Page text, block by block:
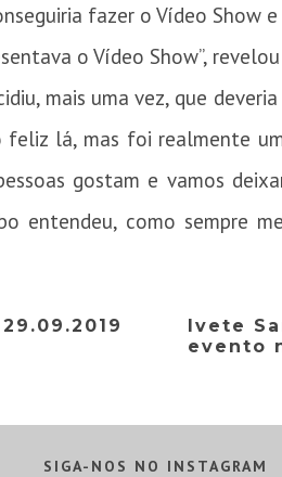
fazer o Vídeo
o Vídeo Show”,
mais uma vez, que
lá, mas foi realmente
gostam e vamos
entendeu, como sempre
Ivete
evento
SIGA-NOS NO INSTAGRAM